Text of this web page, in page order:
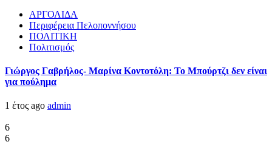
ΑΡΓΟΛΙΔΑ
Περιφέρεια Πελοποννήσου
ΠΟΛΙΤΙΚΗ
Πολιτισμός
Γιώργος Γαβρήλος- Μαρίνα Κοντοτόλη: Το Μπούρτζι δεν είναι
για πούλημα
1 έτος ago admin
6
6